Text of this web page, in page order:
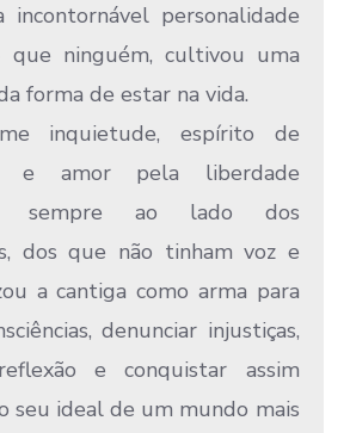
personalidade
que ninguém, cultivou uma
forma de estar na vida.
inquietude, espírito de
e amor pela liberdade
sempre ao lado dos
dos que não tinham voz e
a cantiga como arma para
denunciar injustiças,
e conquistar assim
seu ideal de um mundo mais